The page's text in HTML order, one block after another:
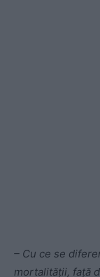
– Cu ce se
mortalității, față